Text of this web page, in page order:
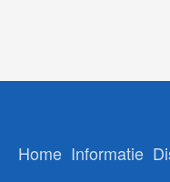
Home Informatie